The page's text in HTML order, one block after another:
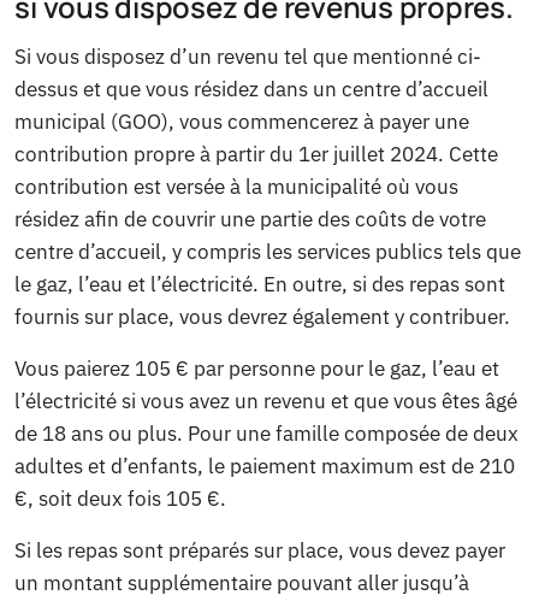
Si vous disposez d’un revenu tel que mentionné ci-
dessus et que vous résidez dans un centre d’accueil
municipal (GOO), vous commencerez à payer une
contribution propre à partir du 1er juillet 2024. Cette
contribution est versée à la municipalité où vous
résidez afin de couvrir une partie des coûts de votre
centre d’accueil, y compris les services publics tels que
le gaz, l’eau et l’électricité. En outre, si des repas sont
fournis sur place, vous devrez également y contribuer.
Vous paierez 105 € par personne pour le gaz, l’eau et
l’électricité si vous avez un revenu et que vous êtes âgé
de 18 ans ou plus. Pour une famille composée de deux
adultes et d’enfants, le paiement maximum est de 210
€, soit deux fois 105 €.
Si les repas sont préparés sur place, vous devez payer
un montant supplémentaire pouvant aller jusqu’à